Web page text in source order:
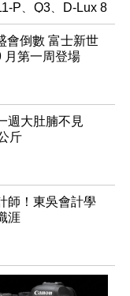
P、Q3、D-Lux 8
會倒數 富士新世
月第一周登場
週大肚腩不見
斤
師！東吳會計學
涯